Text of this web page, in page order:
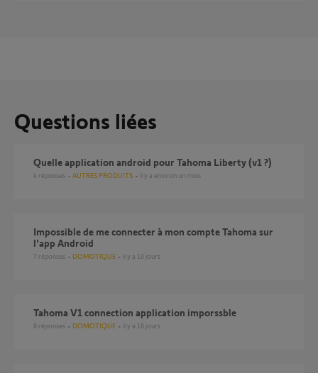
Questions liées
Quelle application android pour Tahoma Liberty (v1 ?)
4 réponses AUTRES PRODUITS il y a environ un mois
Impossible de me connecter à mon compte Tahoma sur
l'app Android
7 réponses DOMOTIQUE il y a 10 jours
Tahoma V1 connection application imporssble
8 réponses DOMOTIQUE il y a 18 jours